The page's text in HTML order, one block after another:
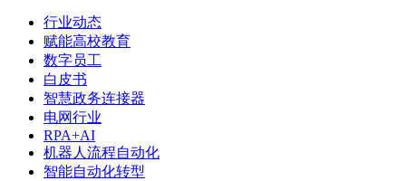
行业动态
赋能高校教育
数字员工
白皮书
智慧政务连接器
电网行业
RPA+AI
机器人流程自动化
智能自动化转型